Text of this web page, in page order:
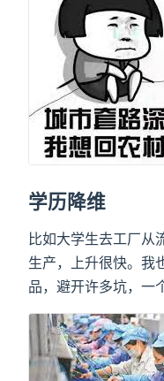
学历降维
比如大学生去工厂从
生产，上升很快。我
品，避开许多坑，一